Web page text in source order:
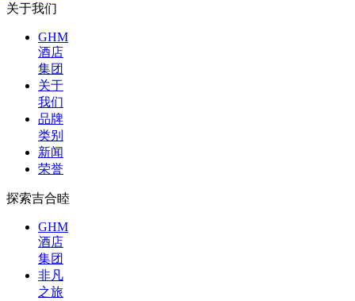
关于我们
GHM
酒店
集团
关于
我们
品牌
类别
新闻
荣誉
探索吉合睦
GHM
酒店
集团
非凡
之旅